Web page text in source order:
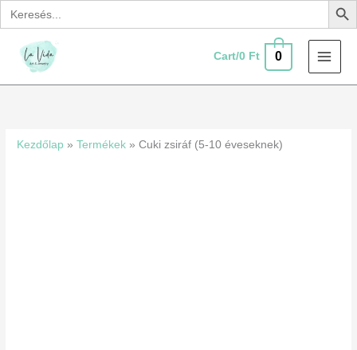
Search
for:
Skip
to
content
Cart/0 Ft 0
Kezdőlap »Termékek »Cuki zsiráf (5-10 éveseknek)